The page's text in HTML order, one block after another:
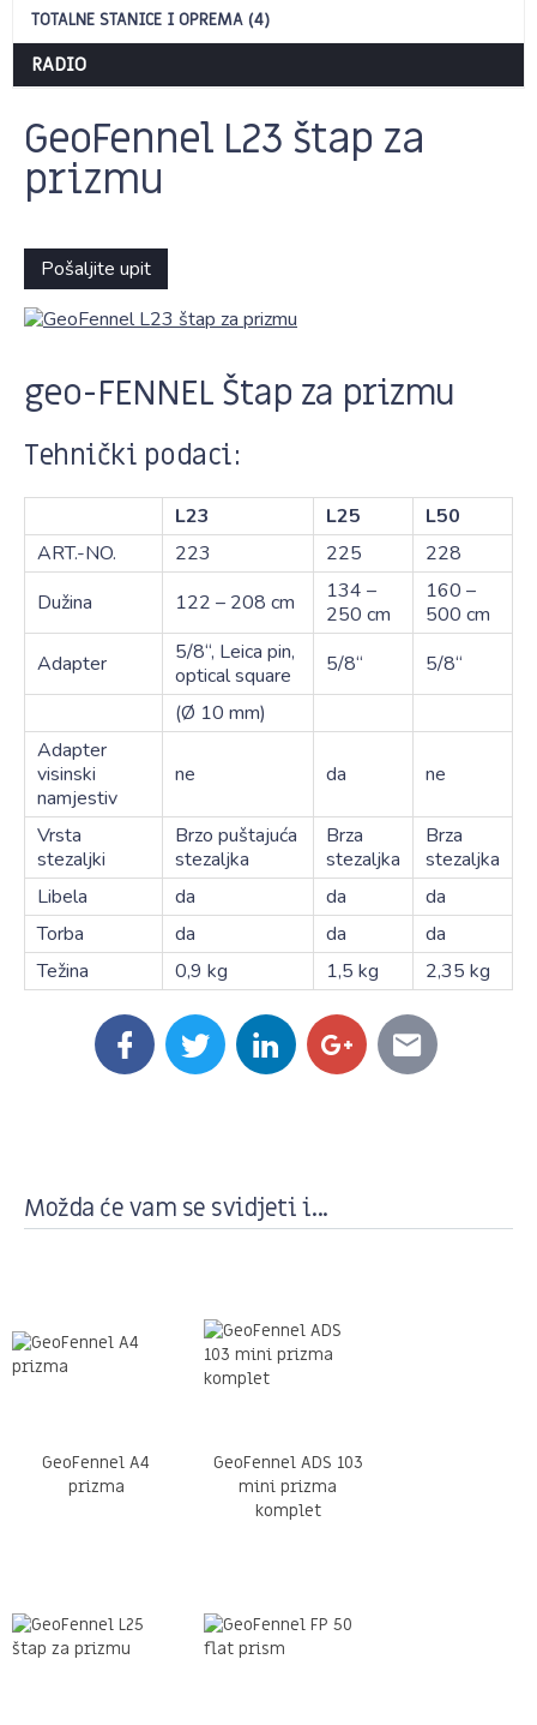
TOTALNE STANICE I OPREMA (4)
RADIO
GeoFennel L23 štap za
prizmu
Pošaljite upit
geo-FENNEL Štap za prizmu
Tehnički podaci:
L23 L25
L50
ART.-NO.
223 225
228
Dužina
122 – 208 cm
134 –
250 cm
160 –
500 cm
Adapter
5/8“, Leica pin,
optical square
5/8“
5/8“
(Ø 10 mm)
Adapter
visinski
namjestiv
ne da ne
Vrsta
stezaljki
Brzo puštajuća
stezaljka
Brza
stezaljka
Brza
stezaljka
Libela
da da
da
Torba
da da
da
Težina
0,9 kg 1,5 kg 2,35 kg
Možda će vam se svidjeti i...
GeoFennel A4
prizma
GeoFennel ADS 103
mini prizma
komplet